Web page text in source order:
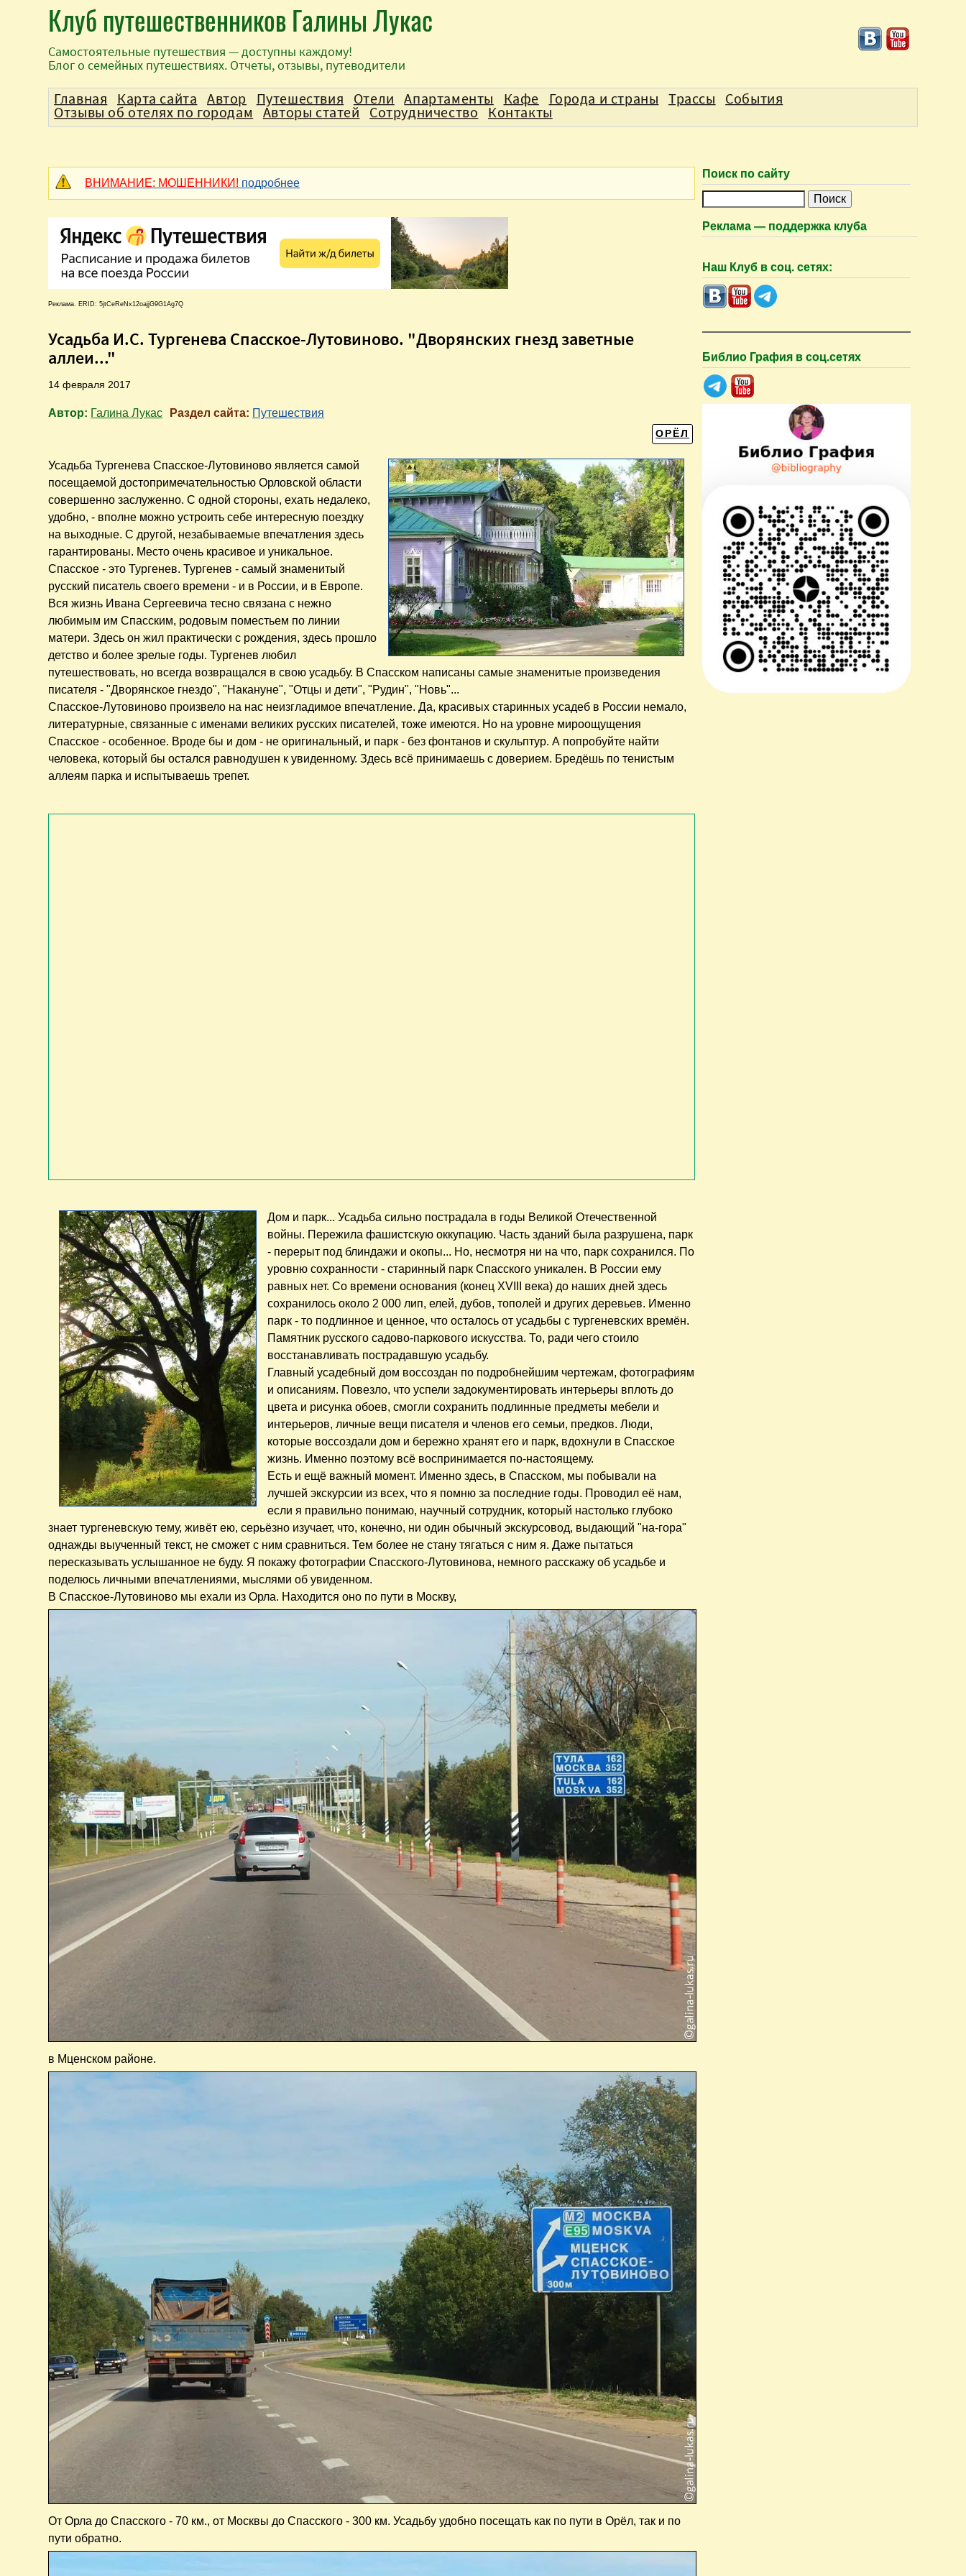
Клуб путешественников Галины Лукас
Самостоятельные путешествия — доступны каждому!
Блог о семейных путешествиях. Отчеты, отзывы, путеводители
ВНИМАНИЕ: МОШЕННИКИ! подробнее
Реклама. ERID: 5jtCeReNx12oajjG9G1Ag7Q
Усадьба И.С. Тургенева Спасское-Лутовиново. "Дворянских гнезд заветные
аллеи..."
14 февраля 2017
Автор: Галина Лукас Раздел сайта: Путешествия
ОРЁЛ
Усадьба Тургенева Спасское-Лутовиново является самой
посещаемой достопримечательностью Орловской области
совершенно заслуженно. С одной стороны, ехать недалеко,
удобно, - вполне можно устроить себе интересную поездку
на выходные. С другой, незабываемые впечатления здесь
гарантированы. Место очень красивое и уникальное.
Спасское - это Тургенев. Тургенев - самый знаменитый
русский писатель своего времени - и в России, и в Европе.
Вся жизнь Ивана Сергеевича тесно связана с нежно
любимым им Спасским, родовым поместьем по линии
матери. Здесь он жил практически с рождения, здесь прошло
детство и более зрелые годы. Тургенев любил
путешествовать, но всегда возвращался в свою усадьбу. В Спасском написаны самые знаменитые произведения
писателя - "Дворянское гнездо", "Накануне", "Отцы и дети", "Рудин", "Новь"...
Спасское-Лутовиново произвело на нас неизгладимое впечатление. Да, красивых старинных усадеб в России немало,
литературные, связанные с именами великих русских писателей, тоже имеются. Но на уровне мироощущения
Спасское - особенное. Вроде бы и дом - не оригинальный, и парк - без фонтанов и скульптур. А попробуйте найти
человека, который бы остался равнодушен к увиденному. Здесь всё принимаешь с доверием. Бредёшь по тенистым
аллеям парка и испытываешь трепет.
Дом и парк... Усадьба сильно пострадала в годы Великой Отечественной
войны. Пережила фашистскую оккупацию. Часть зданий была разрушена, парк
- перерыт под блиндажи и окопы... Но, несмотря ни на что, парк сохранился. По
уровню сохранности - старинный парк Спасского уникален. В России ему
равных нет. Со времени основания (конец XVIII века) до наших дней здесь
сохранилось около 2 000 лип, елей, дубов, тополей и других деревьев. Именно
парк - то подлинное и ценное, что осталось от усадьбы с тургеневских времён.
Памятник русского садово-паркового искусства. То, ради чего стоило
восстанавливать пострадавшую усадьбу.
Главный усадебный дом воссоздан по подробнейшим чертежам, фотографиям
и описаниям. Повезло, что успели задокументировать интерьеры вплоть до
цвета и рисунка обоев, смогли сохранить подлинные предметы мебели и
интерьеров, личные вещи писателя и членов его семьи, предков. Люди,
которые воссоздали дом и бережно хранят его и парк, вдохнули в Спасское
жизнь. Именно поэтому всё воспринимается по-настоящему.
Есть и ещё важный момент. Именно здесь, в Спасском, мы побывали на
лучшей экскурсии из всех, что я помню за последние годы. Проводил её нам,
если я правильно понимаю, научный сотрудник, который настолько глубоко
знает тургеневскую тему, живёт ею, серьёзно изучает, что, конечно, ни один обычный экскурсовод, выдающий "на-гора"
однажды выученный текст, не сможет с ним сравниться. Тем более не стану тягаться с ним я. Даже пытаться
пересказывать услышанное не буду. Я покажу фотографии Спасского-Лутовинова, немного расскажу об усадьбе и
поделюсь личными впечатлениями, мыслями об увиденном.
В Спасское-Лутовиново мы ехали из Орла. Находится оно по пути в Москву,
в Мценском районе.
От Орла до Спасского - 70 км., от Москвы до Спасского - 300 км. Усадьбу удобно посещать как по пути в Орёл, так и по
пути обратно.
Главная Карта сайта Автор Путешествия Отели Апартаменты Кафе Города и страны Трассы События
Отзывы об отелях по городам Авторы статей Сотрудничество Контакты
Поиск по сайту
и
к
Реклама — поддержка клуба
Наш Клуб в соц. сетях:
Библио Графия в соц.сетях